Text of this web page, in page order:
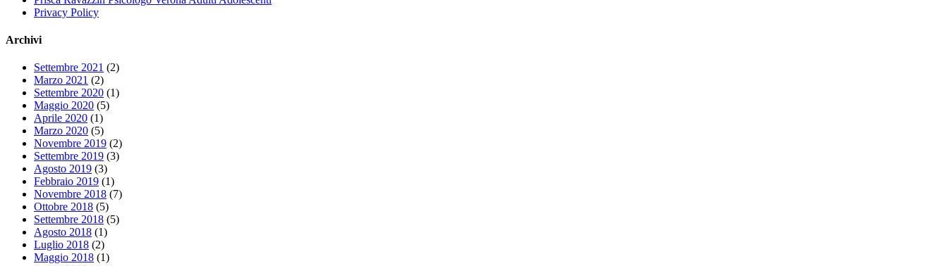
Privacy Policy
Archivi
Settembre 2021 (2)
Marzo 2021 (2)
Settembre 2020 (1)
Maggio 2020 (5)
Aprile 2020 (1)
Marzo 2020 (5)
Novembre 2019 (2)
Settembre 2019 (3)
Agosto 2019 (3)
Febbraio 2019 (1)
Novembre 2018 (7)
Ottobre 2018 (5)
Settembre 2018 (5)
Agosto 2018 (1)
Luglio 2018 (2)
Maggio 2018 (1)